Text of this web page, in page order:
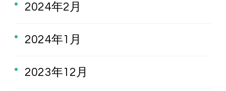
2024年2月
2024年1月
2023年12月